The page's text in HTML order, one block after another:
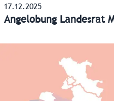
17.12.2025
Angelobung Landesrat